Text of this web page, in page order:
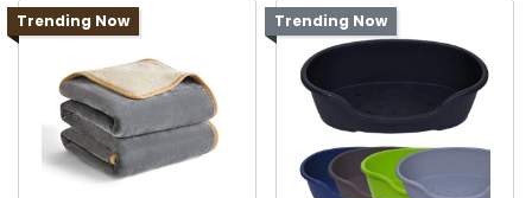
Trending Now Trending Now